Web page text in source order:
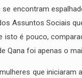
encontram
Assuntos Sociais
isto é pouco,
Qana foi apenas o
que iniciaram